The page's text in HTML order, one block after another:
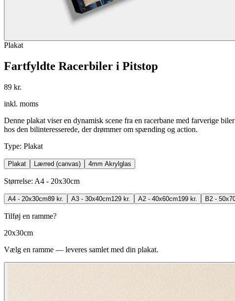
Plakat
Fartfyldte Racerbiler i Pitstop
89 kr.
inkl. moms
Denne plakat viser en dynamisk scene fra en racerbane med farverige
hos den bilinteresserede, der drømmer om spænding og action.
Type: Plakat
Plakat Lærred (canvas) 4mm Akrylglas
Størrelse: A4 - 20x30cm
A4 - 20x30cm89 kr. A3 - 30x40cm129 kr. A2 - 40x60cm199 kr. B2 -
Tilføj en ramme?
20x30cm
Vælg en ramme — leveres samlet med din plakat.